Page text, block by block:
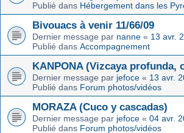
Publié dans Hébergement dans les
Bivouacs à venir 11/66/09
Dernier message par nanne « 13 avr.
Publié dans Accompagnement
KANPONA (Vizcaya profunda,
Dernier message par jefoce « 13 avr.
Publié dans Forum photos/vidéos
MORAZA (Cuco y cascadas)
Dernier message par jefoce « 04 avr.
Publié dans Forum photos/vidéos